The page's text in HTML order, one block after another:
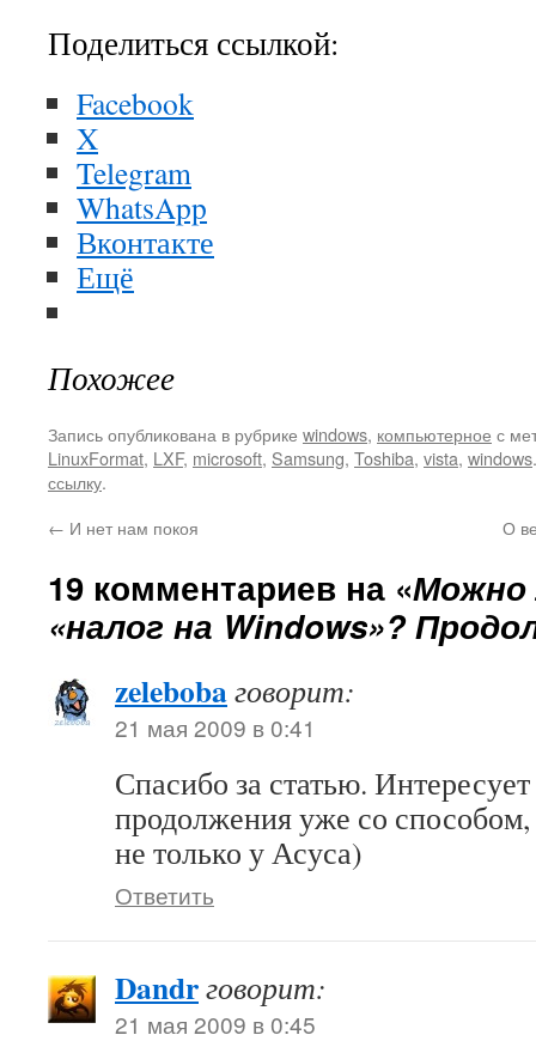
Поделиться ссылкой:
Facebook
X
Telegram
WhatsApp
Вконтакте
Ещё
Похожее
Запись опубликована в рубрике windows, компьютерное с
LinuxFormat, LXF, microsoft, Samsung, Toshiba, vista, windows
ссылку.
← И нет нам покоя О
19 комментариев на «Можно
«налог на Windows»?
zelebobaговорит:
21 мая 2009 в 0:41
Спасибо за статью.
продолжения уже со способом,
не только у Асуса)
Ответить
Dandrговорит:
21 мая 2009 в 0:45